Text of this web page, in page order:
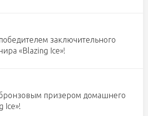
заключительного
«Blazing Ice»!
бронзовым призером домашнего
Ice»!